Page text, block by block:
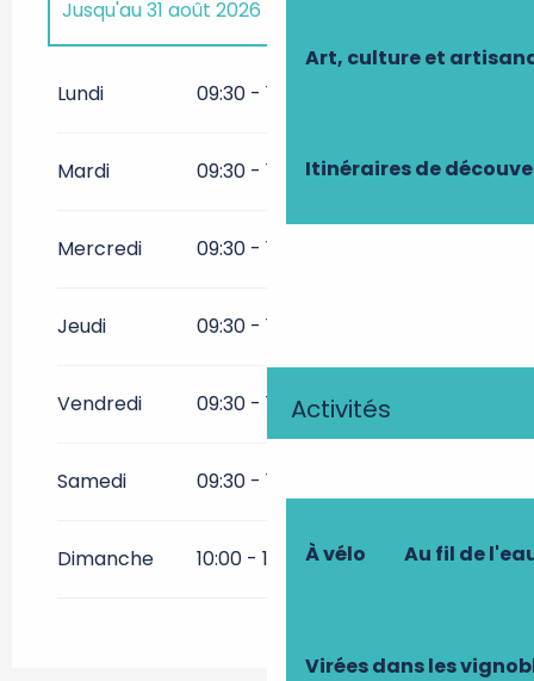
Art, culture et
Itinéraires de
Activités
À vélo Au fil de
Virées dans les
3 juin 2026 au30 juin 2026
Jusqu'au31 août 2026
Lundi 09:30 - 13:00
Mardi 09:30 - 13:00 14:00 - 17:00
Mercredi 09:30 - 13:00
Jeudi 09:30 - 13:00
Vendredi 09:30 - 13:00 14:00 - 17:00
Samedi 09:30 - 13:00
Dimanche 10:00 - 12:30 14:00 - 17:30